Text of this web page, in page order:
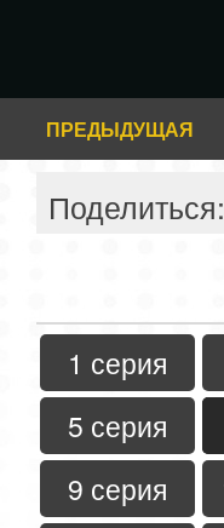
ПРЕДЫДУЩАЯ
Поделиться:
1 серия
5 серия
9 серия